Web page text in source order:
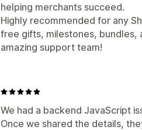
helping merchants succeed.
Highly recommended for any
free gifts, milestones, bundles,
amazing support team!
We had a backend JavaScript
Once we shared the details,